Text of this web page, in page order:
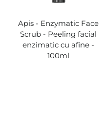
Apis - Enzymatic Face
Scrub - Peeling facial
enzimatic cu afine -
100ml